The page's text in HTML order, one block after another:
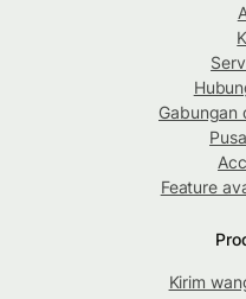
Gabungan
Feature
Kirim